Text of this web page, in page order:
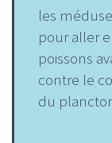
les
pour aller
poissons
contre le
du